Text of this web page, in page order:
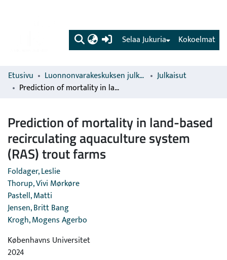
(current) Kokoelmat
Selaa Jukuria
Etusivu Luonnonvarakeskuksen julkaisut
Julkaisut
Prediction of mortality in land-based recirculating aquaculture system (RAS) trout farms
Prediction of mortality in land-based
recirculating aquaculture system
(RAS) trout farms
Foldager, Leslie
Thorup, Vivi Mørkøre
Pastell, Matti
Jensen, Britt Bang
Krogh, Mogens Agerbo
Københavns Universitet
2024